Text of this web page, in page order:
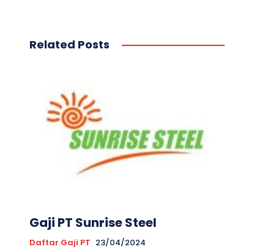
Related Posts
Gaji PT Sunrise Steel
Daftar Gaji PT 23/04/2024